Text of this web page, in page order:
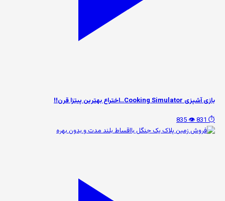
بازی آشپزی Cooking Simulator..اختراع بهترین پیتزا قرن!!
⏱️ 831
👁️ 835